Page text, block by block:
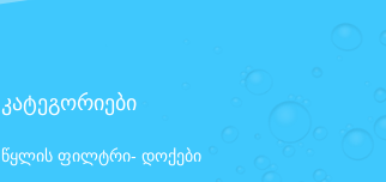
კატეგორიები
წყლის ფილტრი- დოქები